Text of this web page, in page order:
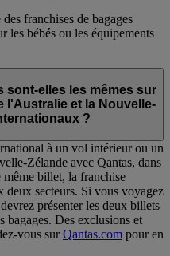
franchises de bagages
les bébés ou les équipements
sont-elles les mêmes sur
l'Australie et la Nouvelle-
?
à un vol intérieur ou un
Zélande avec Qantas, dans
même billet, la franchise
deux secteurs. Si vous voyagez
présenter les deux billets
bagages. Des exclusions et
vous surQantas.com pour en